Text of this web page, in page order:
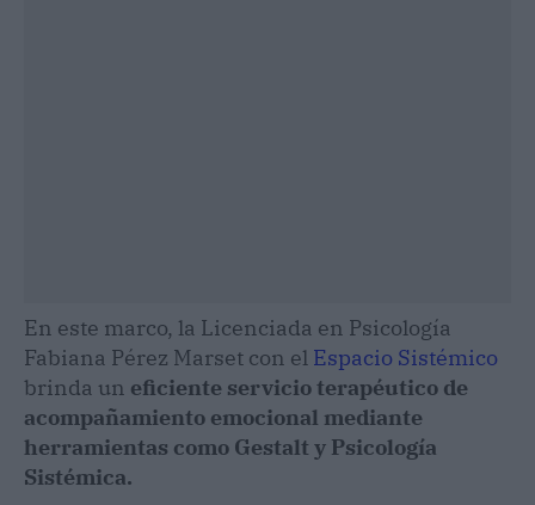
En este marco, la Licenciada en Psicología
Fabiana Pérez Marset con el Espacio Sistémico
brinda un eficiente servicio terapéutico de
acompañamiento emocional mediante
herramientas como Gestalt y Psicología
Sistémica.